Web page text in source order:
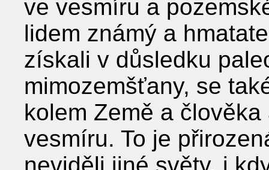
ve vesmíru a
lidem známý a
získali v důsledku
mimozemšťany, se
kolem Země a
vesmíru. To je
neviděli jiné světy, i